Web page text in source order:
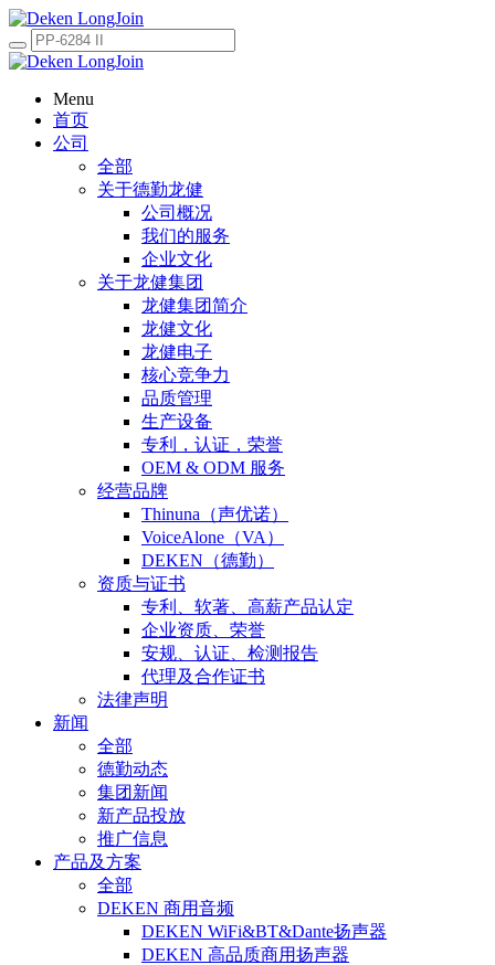
Menu
首页
公司
全部
关于德勤龙健
公司概况
我们的服务
企业文化
关于龙健集团
龙健集团简介
龙健文化
龙健电子
核心竞争力
品质管理
生产设备
专利，认证，荣誉
OEM & ODM 服务
经营品牌
Thinuna（声优诺）
VoiceAlone（VA）
DEKEN（德勤）
资质与证书
专利、软著、高薪产品认定
企业资质、荣誉
安规、认证、检测报告
代理及合作证书
法律声明
新闻
全部
德勤动态
集团新闻
新产品投放
推广信息
产品及方案
全部
DEKEN 商用音频
DEKEN WiFi&BT&Dante扬声器
DEKEN 高品质商用扬声器